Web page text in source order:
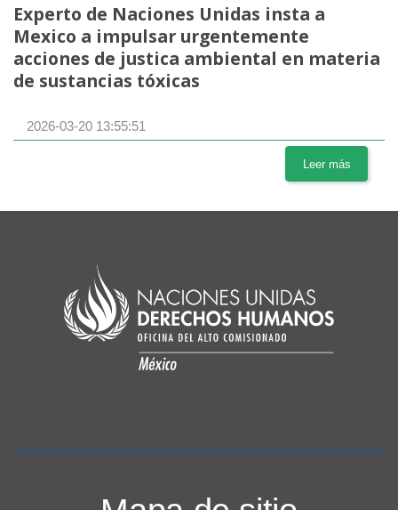
Experto de Naciones Unidas insta a
Mexico a impulsar urgentemente
acciones de justica ambiental en materia
de sustancias tóxicas
2026-03-20 13:55:51
Leer más